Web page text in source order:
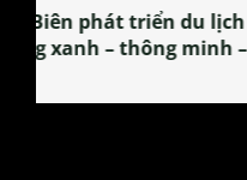
Làng làm bánh
tỏa đặc sản xứ